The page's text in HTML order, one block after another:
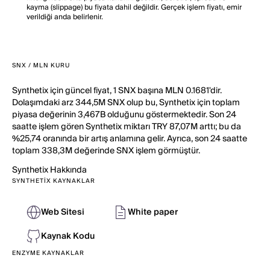
kayma (slippage) bu fiyata dahil değildir. Gerçek işlem fiyatı, emir
verildiği anda belirlenir.
SNX / MLN KURU
Synthetix için güncel fiyat, 1 SNX başına MLN 0.1681'dir.
Dolaşımdaki arz 344,5M SNX olup bu, Synthetix için toplam
piyasa değerinin 3,467B olduğunu göstermektedir. Son 24
saatte işlem gören Synthetix miktarı TRY 87,07M arttı; bu da
%25,74 oranında bir artış anlamına gelir. Ayrıca, son 24 saatte
toplam 338,3M değerinde SNX işlem görmüştür.
SynthetixHakkında
SYNTHETIX KAYNAKLAR
Web Sitesi
White paper
Kaynak Kodu
ENZYME KAYNAKLAR